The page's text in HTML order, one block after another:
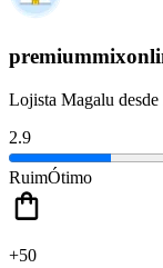
Lojista Magalu desde
2.9
RuimÓtimo
+50